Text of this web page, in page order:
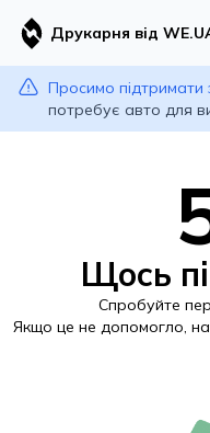
Друкарня від
Просимо підтримати
потребує авто для
Щось
Спробуйте
Якщо це не допомогло,